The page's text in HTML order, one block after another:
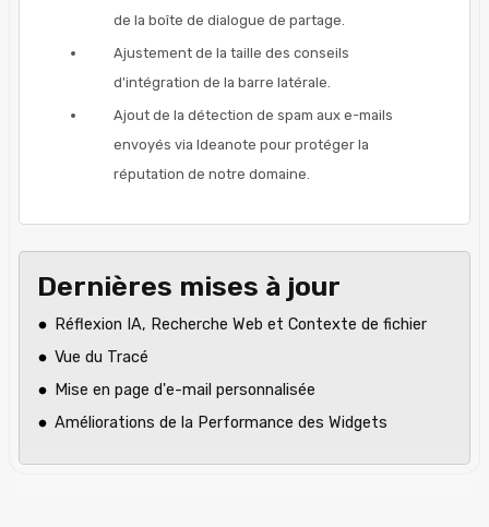
de la boîte de dialogue de partage.
Ajustement de la taille des conseils
d'intégration de la barre latérale.
Ajout de la détection de spam aux e-mails
envoyés via Ideanote pour protéger la
réputation de notre domaine.
Dernières mises à jour
Réflexion IA, Recherche Web et Contexte de fichier
Vue du Tracé
Mise en page d'e-mail personnalisée
Améliorations de la Performance des Widgets